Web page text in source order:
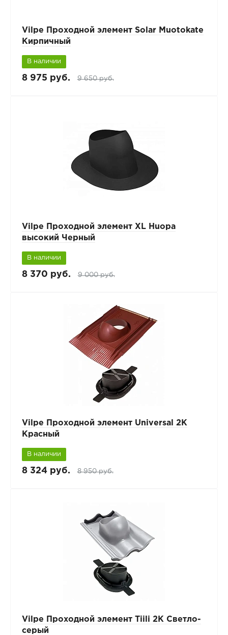
Vilpe Проходной элемент Solar Muotokate
Кирпичный
В наличии
8 975 руб. 9 650 руб.
Vilpe Проходной элемент XL Huopa
высокий Черный
В наличии
8 370 руб. 9 000 руб.
Vilpe Проходной элемент Universal 2K
Красный
В наличии
8 324 руб. 8 950 руб.
Vilpe Проходной элемент Tiili 2K Светло-
серый